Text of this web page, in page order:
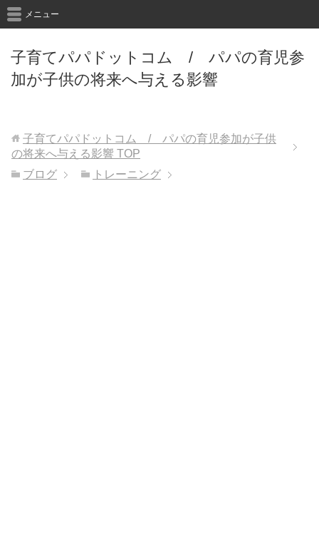
子育てパパドットコム / パパの育児参
加が子供の将来へ与える影響
メニュー
子育てパパドットコム / パパの育児参加が子供
の将来へ与える影響 TOP
ブログ
トレーニング